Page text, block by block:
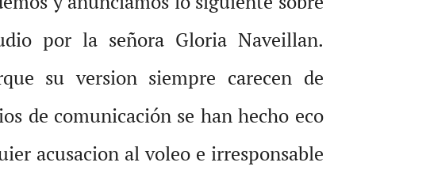
por la señora Gloria Naveillan.
su version siempre carecen de
de comunicación se han hecho eco
acusacion al voleo e irresponsable